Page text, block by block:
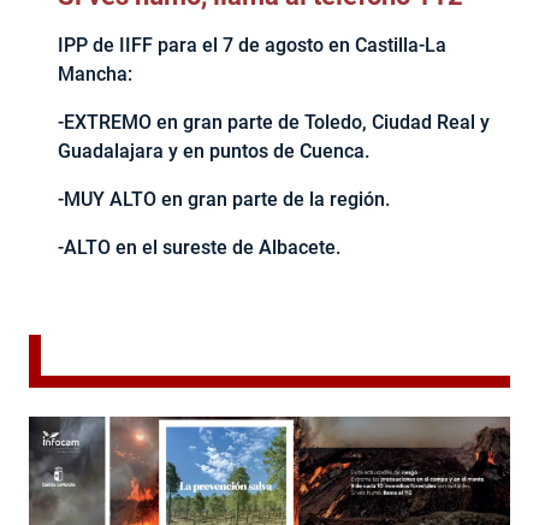
IPP de IIFF para el 7 de agosto en Castilla-La
Mancha:
-EXTREMO en gran parte de Toledo, Ciudad Real y
Guadalajara y en puntos de Cuenca.
-MUY ALTO en gran parte de la región.
-ALTO en el sureste de Albacete.